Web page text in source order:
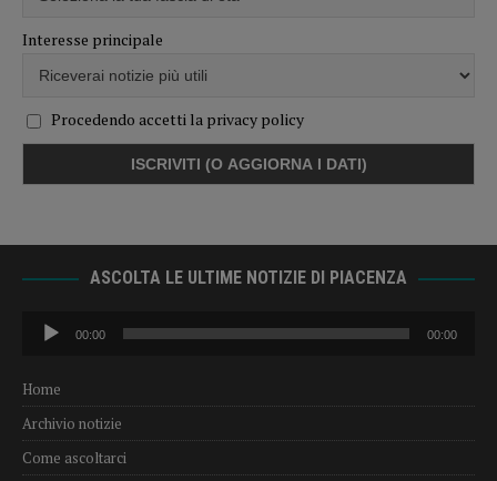
Interesse principale
Procedendo accetti la privacy policy
ASCOLTA LE ULTIME NOTIZIE DI PIACENZA
Audio
Player
00:00 00:00
Home
Archivio notizie
Come ascoltarci